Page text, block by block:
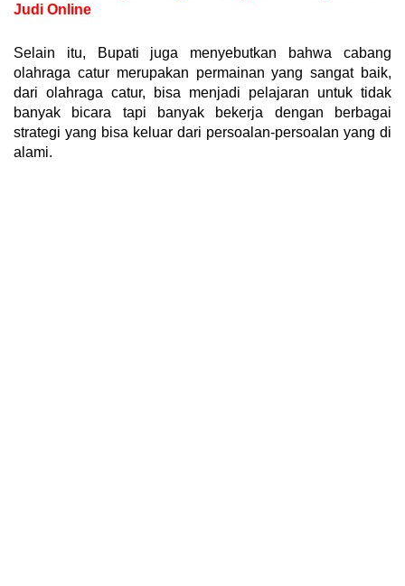
Judi Online
Selain itu, Bupati juga menyebutkan bahwa cabang
olahraga catur merupakan permainan yang sangat baik,
dari olahraga catur, bisa menjadi pelajaran untuk tidak
banyak bicara tapi banyak bekerja dengan berbagai
strategi yang bisa keluar dari persoalan-persoalan yang di
alami.